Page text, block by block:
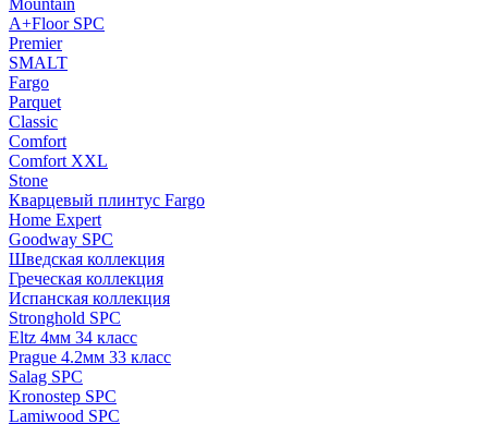
Mountain
A+Floor SPC
Premier
SMALT
Fargo
Parquet
Classic
Comfort
Comfort XXL
Stone
Кварцевый плинтус Fargo
Home Expert
Goodway SPC
Шведская коллекция
Греческая коллекция
Испанская коллекция
Stronghold SPC
Eltz 4мм 34 класс
Prague 4.2мм 33 класс
Salag SPC
Kronostep SPC
Lamiwood SPC